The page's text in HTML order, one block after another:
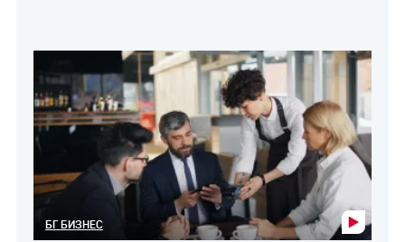
БГ БИЗНЕС